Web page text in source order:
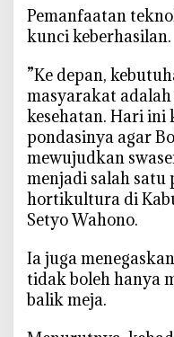
‎Pemanfaatan
kunci keberhasilan.
‎”Ke depan,
masyarakat
kesehatan. Hari ini
pondasinya agar
mewujudkan
menjadi salah satu
hortikultura di
Setyo Wahono.
‎Ia juga
tidak boleh hanya
balik meja.